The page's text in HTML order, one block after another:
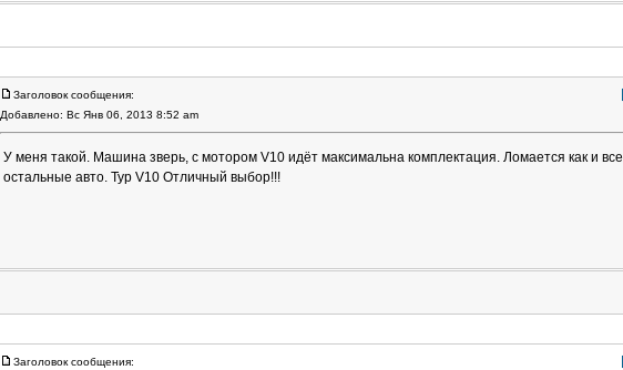
Заголовок сообщения:
Добавлено: Вс Янв 06, 2013 8:52 am
У меня такой. Машина зверь, с мотором V10 идёт максимальна комплектация. Ломается как и все
остальные авто. Тур V10 Отличный выбор!!!
Заголовок сообщения: